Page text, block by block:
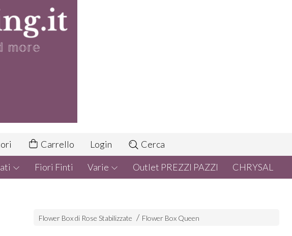
Carrello Login Cerca
Fiori Finti Varie Outlet PREZZI PAZZI CHRYSAL
Flower Box di Rose Stabilizzate Flower Box Queen